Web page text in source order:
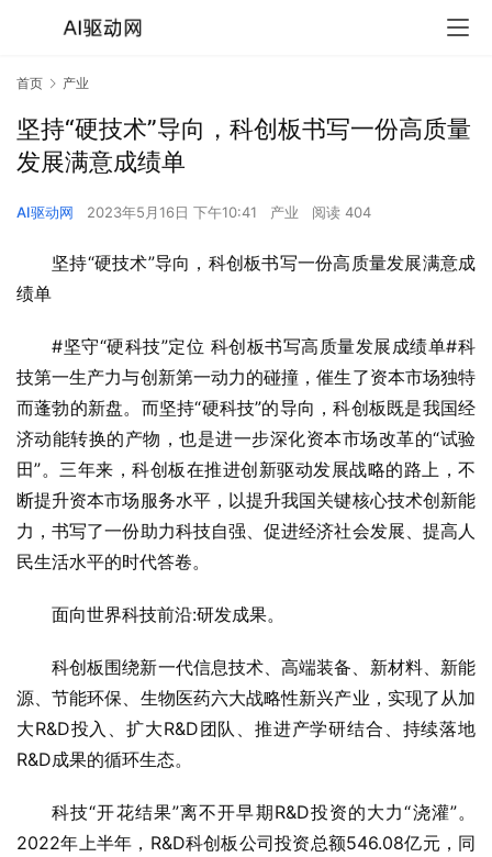
首页 产业
坚持“硬技术”导向，科创板书写一份高质量
发展满意成绩单
AI驱动网 2023年5月16日 下午10:41 产业 阅读 404
坚持“硬技术”导向，科创板书写一份高质量发展满意成
绩单
#坚守“硬科技”定位 科创板书写高质量发展成绩单#科
技第一生产力与创新第一动力的碰撞，催生了资本市场独特
而蓬勃的新盘。而坚持“硬科技”的导向，科创板既是我国经
济动能转换的产物，也是进一步深化资本市场改革的“试验
田”。三年来，科创板在推进创新驱动发展战略的路上，不
断提升资本市场服务水平，以提升我国关键核心技术创新能
力，书写了一份助力科技自强、促进经济社会发展、提高人
民生活水平的时代答卷。
面向世界科技前沿:研发成果。
科创板围绕新一代信息技术、高端装备、新材料、新能
源、节能环保、生物医药六大战略性新兴产业，实现了从加
大R&D投入、扩大R&D团队、推进产学研结合、持续落地
R&D成果的循环生态。
科技“开花结果”离不开早期R&D投资的大力“浇灌”。
2022年上半年，R&D科创板公司投资总额546.08亿元，同